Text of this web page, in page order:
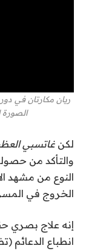
ريان مكارتان في
الصورة
لكن غاتسبي
والتأكد من
النوع من مشهد
الخروج في
إنه علاج بصري
انطباع الدعائم